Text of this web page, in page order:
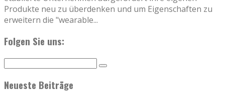
Produkte neu zu überdenken und um Eigenschaften zu
erweitern die "wearable...
Folgen Sie uns:
Neueste Beiträge